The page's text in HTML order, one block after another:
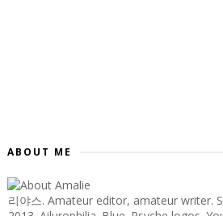
ABOUT ME
리야스. Amateur editor, amateur writer.